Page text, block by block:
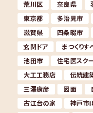
荒川区
奈良県
東京都
多治見市
滋賀県
四条畷市
玄関ドア
まつくりす
池田市
住宅医スク
大工工務店
伝統建
三澤康彦
図面
古江台の家
神戸市I